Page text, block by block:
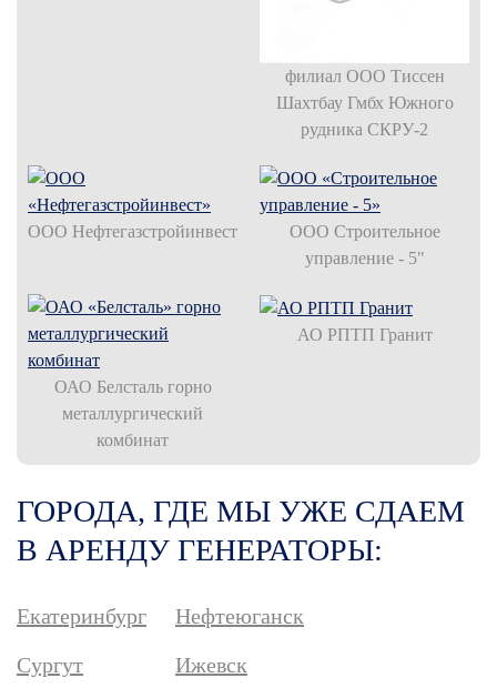
филиал ООО Тиссен
Шахтбау Гмбх Южного
рудника СКРУ-2
ООО Нефтегазстройинвест
ООО Строительное
управление - 5"
ОАО Белсталь горно
металлургический
комбинат
АО РПТП Гранит
ГОРОДА, ГДЕ МЫ УЖЕ СДАЕМ
В АРЕНДУ ГЕНЕРАТОРЫ:
Екатеринбург
Нефтеюганск
Сургут
Ижевск